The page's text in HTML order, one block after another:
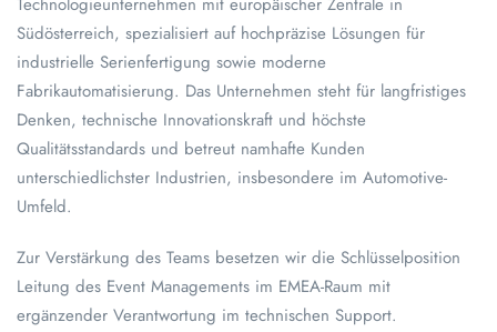
Südösterreich, spezialisiert auf hochpräzise Lösungen für
industrielle Serienfertigung sowie moderne
Fabrikautomatisierung. Das Unternehmen steht für langfristiges
Denken, technische Innovationskraft und höchste
Qualitätsstandards und betreut namhafte Kunden
unterschiedlichster Industrien, insbesondere im Automotive-
Umfeld.
Zur Verstärkung des Teams besetzen wir die Schlüsselposition
Leitung des Event Managements im EMEA-Raum mit
ergänzender Verantwortung im technischen Support.